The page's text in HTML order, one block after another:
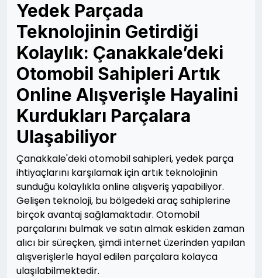
Yedek Parçada
Teknolojinin Getirdiği
Kolaylık: Çanakkale’deki
Otomobil Sahipleri Artık
Online Alışverişle Hayalini
Kurdukları Parçalara
Ulaşabiliyor
Çanakkale'deki otomobil sahipleri, yedek parça
ihtiyaçlarını karşılamak için artık teknolojinin
sunduğu kolaylıkla online alışveriş yapabiliyor.
Gelişen teknoloji, bu bölgedeki araç sahiplerine
birçok avantaj sağlamaktadır. Otomobil
parçalarını bulmak ve satın almak eskiden zaman
alıcı bir süreçken, şimdi internet üzerinden yapılan
alışverişlerle hayal edilen parçalara kolayca
ulaşılabilmektedir.